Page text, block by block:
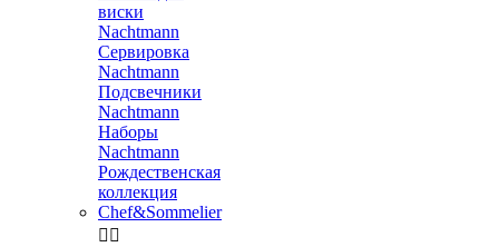
виски
Nachtmann
Сервировка
Nachtmann
Подсвечники
Nachtmann
Наборы
Nachtmann
Рождественская
коллекция
Chef&Sommelier
 